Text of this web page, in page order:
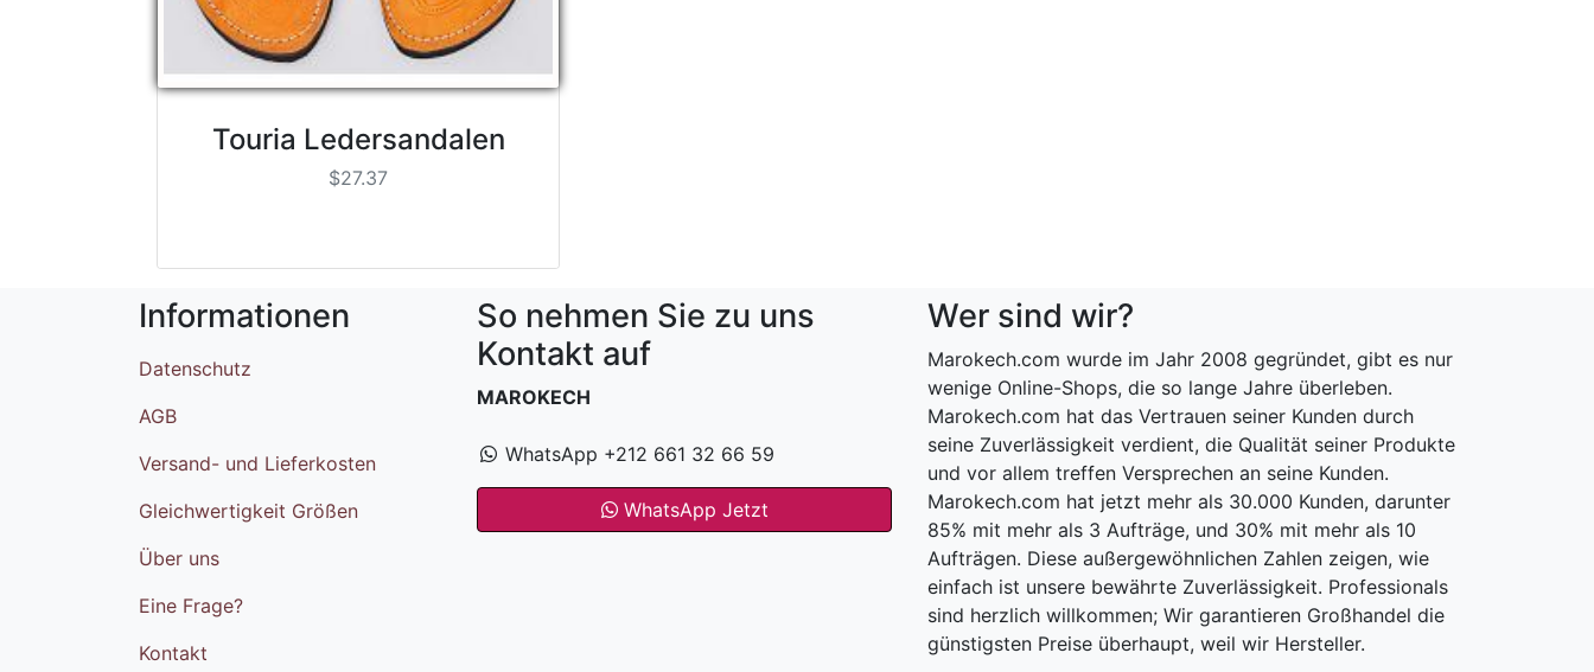
Touria Ledersandalen
$27.37
Informationen
Datenschutz
AGB
Versand- und Lieferkosten
Gleichwertigkeit Größen
Über uns
Eine Frage?
Kontakt
So nehmen Sie zu uns
Kontakt auf
MAROKECH
WhatsApp +212 661 32 66 59
WhatsApp Jetzt
Wer sind wir?
Marokech.com wurde im Jahr 2008 gegründet, gibt es nur
wenige Online-Shops, die so lange Jahre überleben.
Marokech.com hat das Vertrauen seiner Kunden durch
seine Zuverlässigkeit verdient, die Qualität seiner Produkte
und vor allem treffen Versprechen an seine Kunden.
Marokech.com hat jetzt mehr als 30.000 Kunden, darunter
85% mit mehr als 3 Aufträge, und 30% mit mehr als 10
Aufträgen. Diese außergewöhnlichen Zahlen zeigen, wie
einfach ist unsere bewährte Zuverlässigkeit. Professionals
sind herzlich willkommen; Wir garantieren Großhandel die
günstigsten Preise überhaupt, weil wir Hersteller.